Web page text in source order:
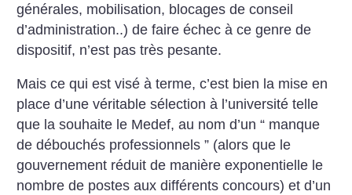
générales, mobilisation, blocages de conseil
d’administration..) de faire échec à ce genre de
dispositif, n’est pas très pesante.
Mais ce qui est visé à terme, c’est bien la mise en
place d’une véritable sélection à l’université telle
que la souhaite le Medef, au nom d’un “ manque
de débouchés professionnels ” (alors que le
gouvernement réduit de manière exponentielle le
nombre de postes aux différents concours) et d’un